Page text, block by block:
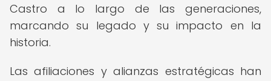
Castro a lo largo de las generaciones,
marcando su legado y su impacto en la
historia.
Las afiliaciones y alianzas estratégicas han